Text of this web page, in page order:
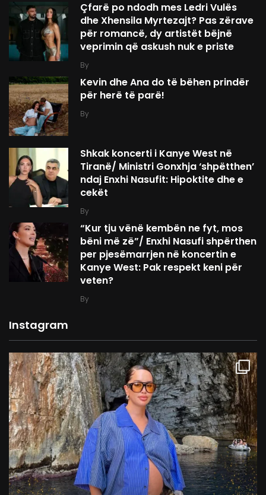
Çfarë po ndodh mes Ledri Vulës
dhe Xhensila Myrtezajt? Pas zërave
për romancë, dy artistët bëjnë
veprimin që askush nuk e priste
By
Kevin dhe Ana do të bëhen prindër
për herë të parë!
By
Shkak koncerti i Kanye West në
Tiranë/ Ministri Gonxhja ‘shpëtthen’
ndaj Enxhi Nasufit: Hipoktite dhe e
cekët
By
“Kur tju vënë kembën ne fyt, mos
bëni më zë”/ Enxhi Nasufi shpërthen
per pjesëmarrjen në koncertin e
Kanye West: Pak respekt keni për
veten?
By
Instagram